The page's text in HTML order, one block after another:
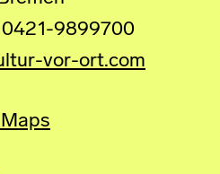
0421-9899700
vor-ort.com